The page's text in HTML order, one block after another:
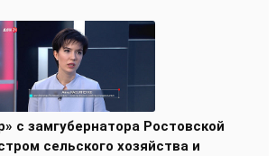
с замгубернатора Ростовской
сельского хозяйства и